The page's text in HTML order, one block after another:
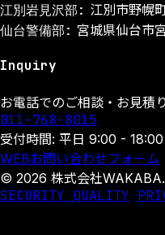
江別岩見沢部: 江別市野幌
仙台警備部: 宮城県仙台市
Inquiry
お電話でのご相談・お見積
011-768-8015
受付時間: 平日 9:00 -
WEBお問い合わせフォーム
© 2026 株式会社
SECURITY QUALITY